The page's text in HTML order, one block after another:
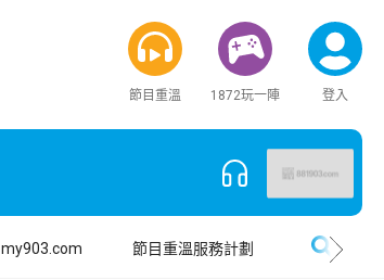
節目重溫 1872玩一陣 登入
my903.com 節目重溫服務計劃